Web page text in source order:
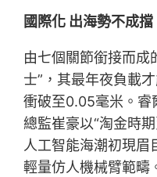
國際化 出海勢不成擋
由七個關節銜接而成
士”，其最年夜負載
衝破至0.05毫米。睿
總監崔豪以“淘金時
人工智能海潮初現眉
輕量仿人機械臂範疇